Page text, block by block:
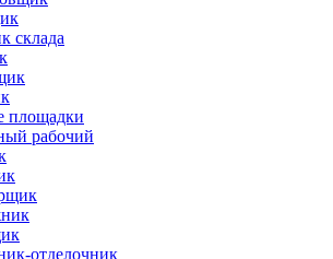
склада
площадки
рабочий
отделочник